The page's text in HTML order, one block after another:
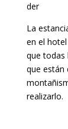
der
La
en el
que todas
que están
realizarlo.